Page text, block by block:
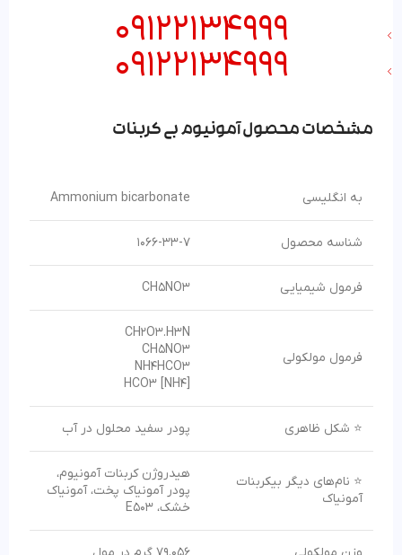
09122134999
09122134999
مشخصات محصول آمونیوم بی کربنات
به انگلیسی Ammonium bicarbonate
شناسه محصول 1066-33-7
فرمول شیمیایی CH5NO3
فرمول مولکولی
CH2O3.H3N
CH5NO3
NH4HCO3
⭐ شکل ظاهری پودر سفید محلول در آب
⭐ نام‌های دیگر بیکربنات
آمونیاک
هیدروژن کربنات آمونیوم،
پودر آمونیاک پخت، آمونیاک
خشک، E503